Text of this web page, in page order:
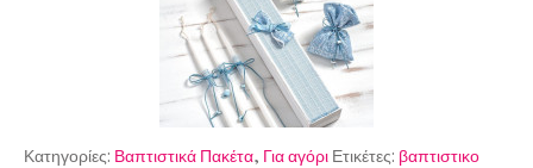
Κατηγορίες: Βαπτιστικά Πακέτα, Για αγόρι Ετικέτες: βαπτιστικο